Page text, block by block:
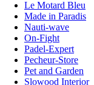
Le Motard Bleu
Made in Paradis
Nauti-wave
On-Fight
Padel-Expert
Pecheur-Store
Pet and Garden
Slowood Interior